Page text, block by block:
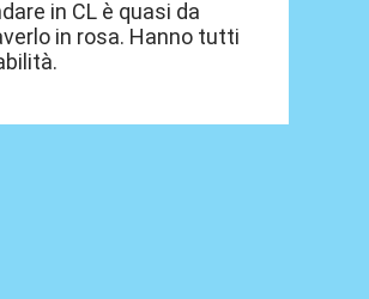
in CL è quasi da
in rosa. Hanno tutti